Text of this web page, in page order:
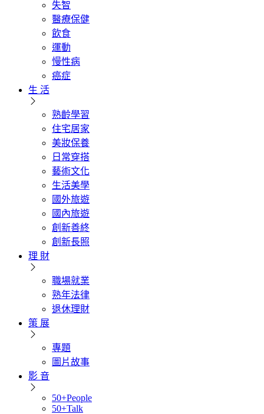
失智
醫療保健
飲食
運動
慢性病
癌症
生 活
熟齡學習
住宅居家
美妝保養
日常穿搭
藝術文化
生活美學
國外旅遊
國內旅遊
創新善終
創新長照
理 財
職場就業
熟年法律
退休理財
策 展
專題
圖片故事
影 音
50+People
50+Talk